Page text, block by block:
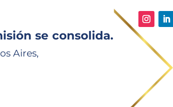
se consolida.
Aires,